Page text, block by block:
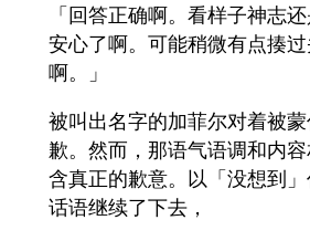
「回答正确啊。看样子神志
安心了啊。可能稍微有点揍
啊。」
被叫出名字的加菲尔对着被
歉。然而，那语气语调和内
含真正的歉意。以「没想到
话语继续了下去，